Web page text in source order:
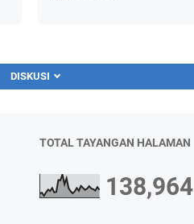
DISKUSI
TOTAL TAYANGAN HALAMAN
138,964